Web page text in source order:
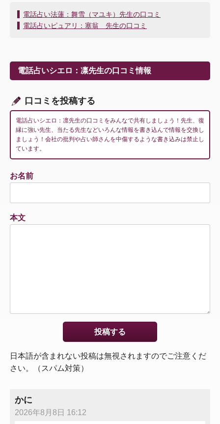
投
稿
ー
シ
ン
電話占い法蓮：舞雪（マユキ）先生の口コミ
電話占いピュアリ：塞翁 先生の口コミ
電話占いシエロ：凛先生の口コミ情報
口コミを投稿する
電話占いシエロ：凛先生の口コミをみんなで共有しましょう！先生、復
縁に強い先生、当たる先生などいろんな情報を書き込んで情報を交換し
ましょう！会社の批判や占い師さんを中傷するような書き込みは禁止し
ています。
お名前
本文
日本語が含まれない投稿は無視されますのでご注意くだ
さい。（スパム対策）
かに
2026年8月8日 16:12